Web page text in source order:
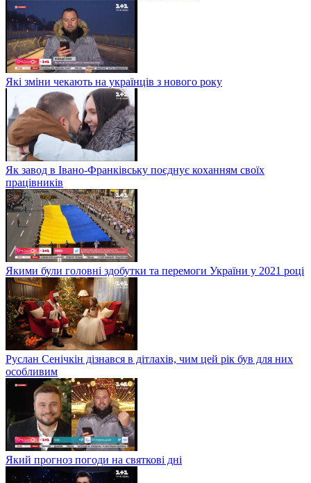
Які зміни чекають на українців з нового року
Як завод в Івано-Франківську поєднує коханням своїх
працівників
Якими були головні здобутки та перемоги України у 2021 році
Руслан Сенічкін дізнався в дітлахів, чим цей рік був для них
особливим
Який прогноз погоди на святкові дні